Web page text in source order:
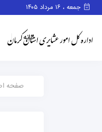
جمعه ، ۱۶ مرداد ۱۴۰۵
خانه
صفحه